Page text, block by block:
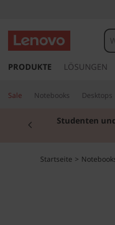
d
e
a
P
u
a
PRODUKTE LÖSUNGEN
Sale Notebooks Desktops
Studenten
Startseite >